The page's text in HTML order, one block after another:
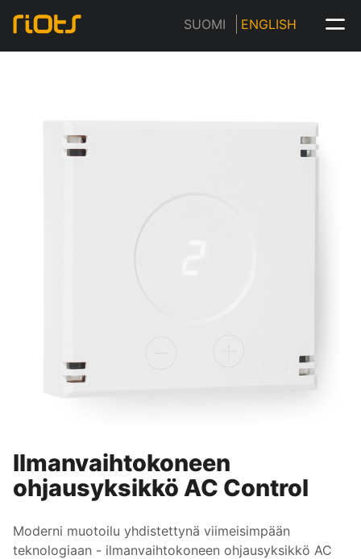
SUOMI ENGLISH
Home
Tuotteet
Ilmanvaihtokoneen
ohjausyksikkö AC Control
Moderni muotoilu yhdistettynä viimeisimpään
teknologiaan - ilmanvaihtokoneen ohjausyksikkö AC